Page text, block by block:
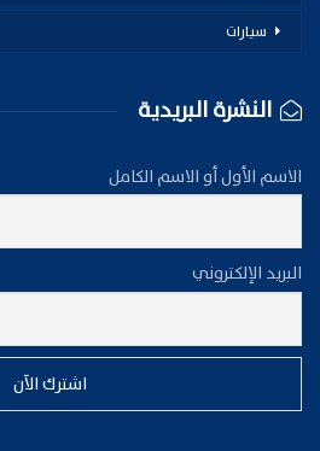
سيارات
النشرة البريدية
الاسم الأول أو الاسم الكامل
البريد الإلكتروني